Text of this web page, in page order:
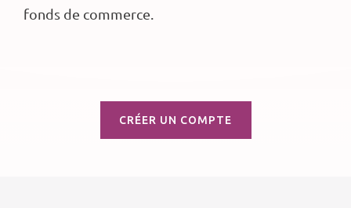
fonds de commerce.
CRÉER UN COMPTE